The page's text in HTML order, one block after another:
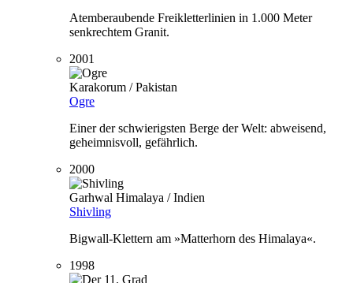
Atemberaubende Freikletterlinien in 1.000 Meter
senkrechtem Granit.
2001
Karakorum / Pakistan
Ogre
Einer der schwierigsten Berge der Welt: abweisend,
geheimnisvoll, gefährlich.
2000
Garhwal Himalaya / Indien
Shivling
Bigwall-Klettern am »Matterhorn des Himalaya«.
1998